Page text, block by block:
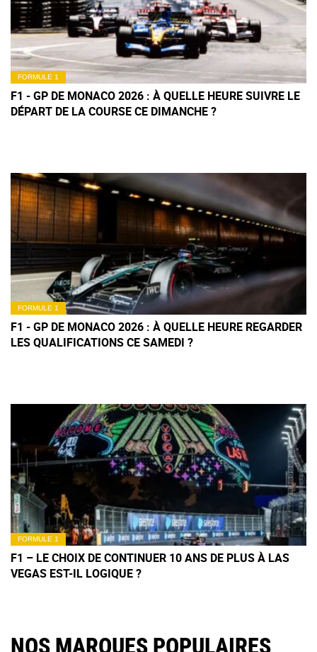
FORMULE 1
F1 - GP DE MONACO 2026 : À QUELLE HEURE SUIVRE LE
DÉPART DE LA COURSE CE DIMANCHE ?
FORMULE 1
F1 - GP DE MONACO 2026 : À QUELLE HEURE REGARDER
LES QUALIFICATIONS CE SAMEDI ?
FORMULE 1
F1 – LE CHOIX DE CONTINUER 10 ANS DE PLUS À LAS
VEGAS EST-IL LOGIQUE ?
NOS MARQUES POPULAIRES